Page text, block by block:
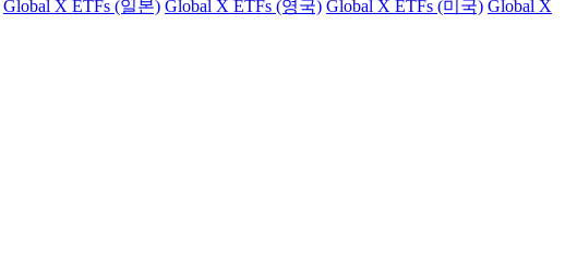
Global X ETFs (일본) Global X ETFs (영국) Global X ETFs (미국) Global X